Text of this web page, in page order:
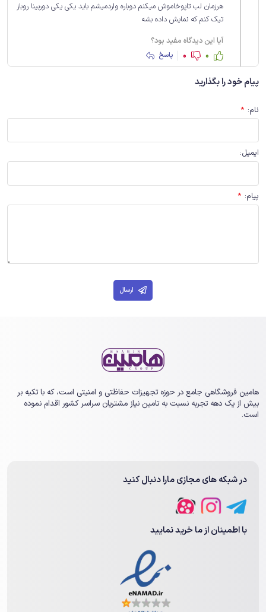
هرزمان لب تاپوخاموش میکنم دوباره واردمیشم باید یکی یکی دوربینا روباز
تیک کنم که نمایش داده بشه
آیا این دیدگاه مفید بود؟
0
0 پاسخ
پیام خود را بگذارید
نام:
*
ایمیل:
پیام:
*
ارسال
هامین فروشگاهی جامع در حوزه تجهیزات حفاظتی و امنیتی است، که با تکیه بر
بیش از یک ‏دهه تجربه نسبت به تامین نیاز مشتریان سراسر کشور اقدام نموده
است.
در شبکه های مجازی مارا دنبال کنید
با اطمینان از ما خرید نمایید